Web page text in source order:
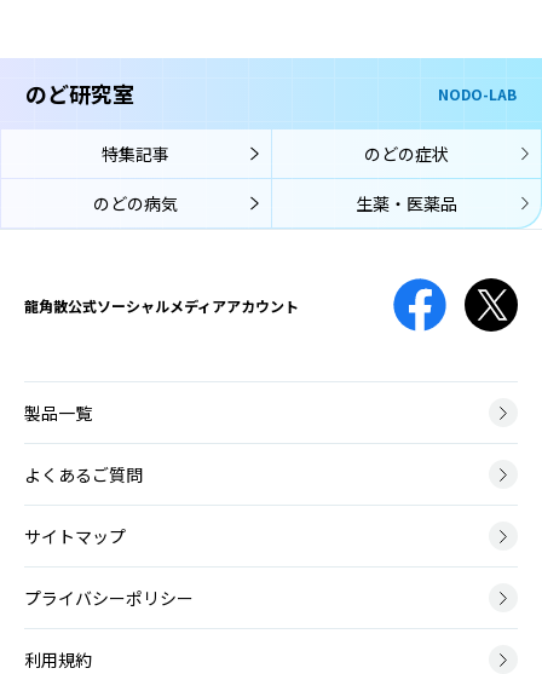
舌苔
舌苔（ぜったい）とは、舌表面に付着した白い苔（こけ）のような物
です。真っ白ではなく灰白色、黄白色のこともあります。
口腔咽頭カンジダ
こうくういんとうかんじだ
ランスが崩れてしまった時などに、口腔内にカンジダ菌が増殖して口
腔咽頭カンジダ症を引き起こします。
膿栓
のうせん
のどの扁桃には多数のくぼみがあります。そのくぼみに細菌やウイル
スの死骸、食べかすなどがたまって形成される白っぽい塊が膿栓で
咽頭がん
いんとうがん
咽頭とは鼻の奥から食道の上までの、空気や飲食物が通るところで
す。上から順に上咽頭・中咽頭・下咽頭に分けられ、いずれの部位に
せいたいけっせつ
声帯結節は、声帯に結節（ペンだこのようなもの）ができて、声の変
化が起こる病気です。
声帯ポリープ
る炎症や大声を出した時などに、声帯の血管から出血して、その修復
過程で形成されます。
ポリープ様声帯
ぽりーぷようせいたい
ポリープ様声帯とは、声帯の左右両側が全体的にむくんだように腫れ
吃音
きつおん
喉頭アレルギー
こうとうあれるぎー
喉頭アレルギーでは、鼻や口からアレルゲン（アレルギーの原因物
質）が入り、喉頭の粘膜に到達してそこでアレルギー反応が起こり、
のどの症状が生じます。
やくざいせい
治療のために薬の服用や点滴をしても、期待する効果以外の有害な反
様々です。
しんけいきんしっかん
病気です。
脳血管障害後
のど研究室 NODO-LAB
特集記事 のどの症状
のどの病気 生薬・医薬品
龍角散公式ソーシャルメディアアカウント
製品一覧
よくあるご質問
サイトマップ
プライバシーポリシー
利用規約